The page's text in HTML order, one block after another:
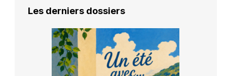
Les derniers dossiers